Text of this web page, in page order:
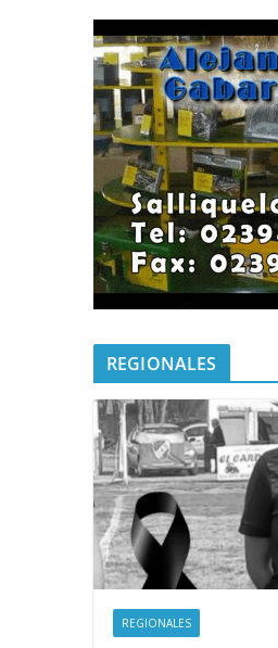
REGIONALES
REGIONALES